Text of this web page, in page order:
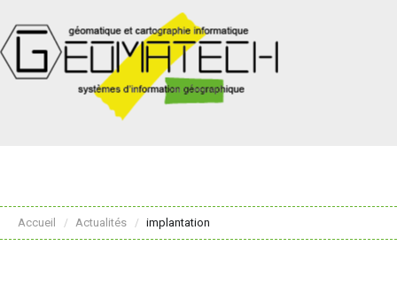
Accueil / Actualités / implantation